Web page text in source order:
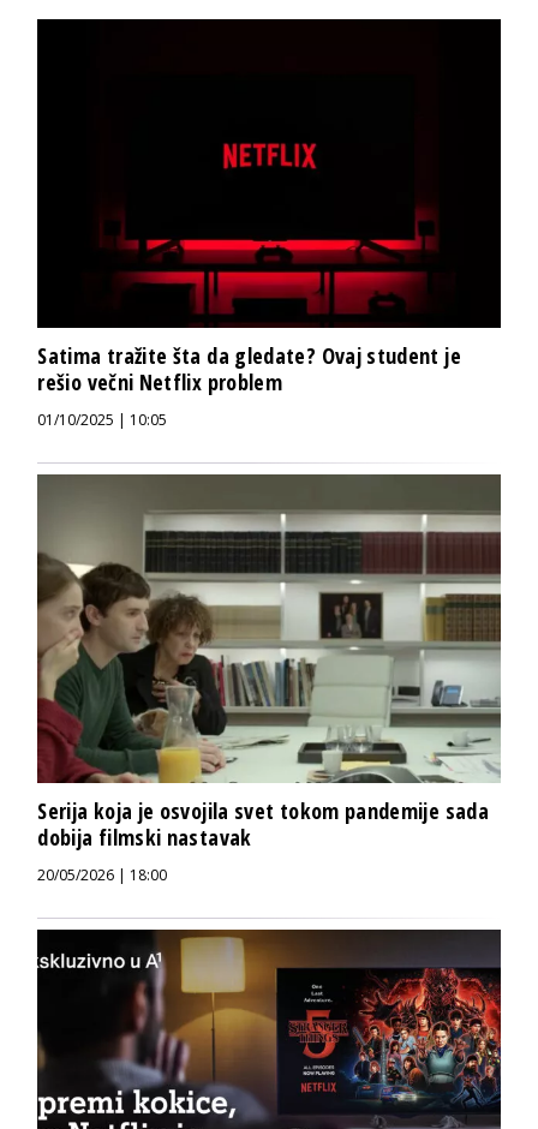
Satima tražite šta da gledate? Ovaj student je
rešio večni Netflix problem
01/10/2025 | 10:05
Serija koja je osvojila svet tokom pandemije sada
dobija filmski nastavak
20/05/2026 | 18:00